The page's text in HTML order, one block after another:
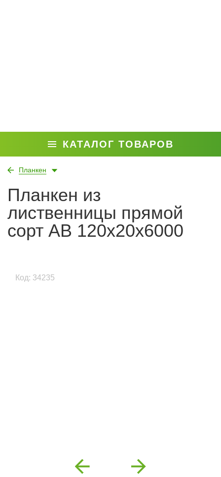
КАТАЛОГ ТОВАРОВ
Планкен
Планкен из
лиственницы прямой
сорт АВ 120x20x6000
Код: 34235
Previous Next